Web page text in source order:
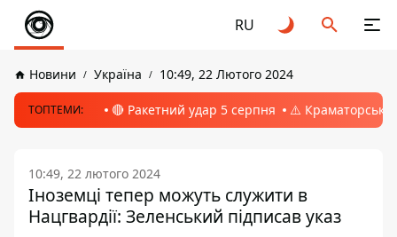
RU
Новини Україна 10:49, 22 Лютого 2024
ТОПТЕМИ: 🔴 Ракетний удар 5 серпня ⚠️ Краматорськ,
10:49, 22 лютого 2024
Іноземці тепер можуть служити в
Нацгвардії: Зеленський підписав указ